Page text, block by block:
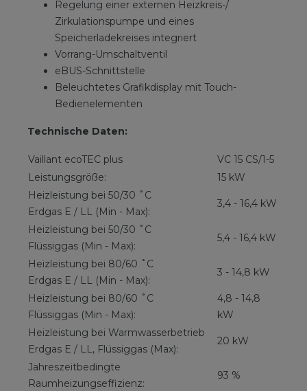
Regelung einer externen Heizkreis-/
Zirkulationspumpe und eines
Speicherladekreises integriert
Vorrang-Umschaltventil
eBUS-Schnittstelle
Beleuchtetes Grafikdisplay mit Touch-
Bedienelementen
Technische Daten:
Vaillant ecoTEC plus
VC 15 CS/1-5
Leistungsgröße:
15 kW
Heizleistung bei 50/30 ˚C
Erdgas E / LL (Min - Max):
3,4 - 16,4 kW
Heizleistung bei 50/30 ˚C
Flüssiggas (Min - Max):
5,4 - 16,4 kW
Heizleistung bei 80/60 ˚C
Erdgas E / LL (Min - Max):
3 - 14,8 kW
Heizleistung bei 80/60 ˚C
Flüssiggas (Min - Max):
4,8 - 14,8
kW
Heizleistung bei Warmwasserbetrieb
Erdgas E / LL, Flüssiggas (Max):
20 kW
Jahreszeitbedingte
Raumheizungseffizienz:
93 %